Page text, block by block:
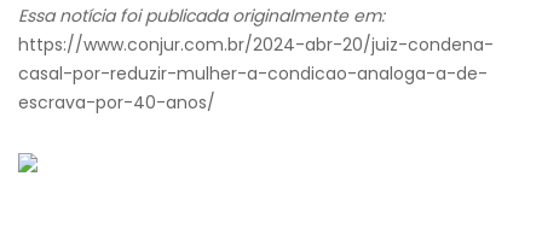
Essa notícia foi publicada originalmente em:
https://www.conjur.com.br/2024-abr-20/juiz-condena-
casal-por-reduzir-mulher-a-condicao-analoga-a-de-
escrava-por-40-anos/